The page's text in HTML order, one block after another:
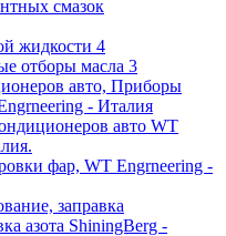
смазок
жидкости 4
отборы масла 3
авто, Приборы
- Италия
авто WT
фар, WT Engrneering -
заправка
азота ShiningBerg -